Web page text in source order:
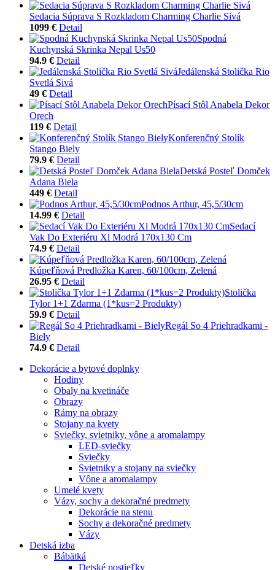
Sedacia Súprava S Rozkladom Charming Charlie Sivá
1099 € Detail
Spodná
Kuchynská Skrinka Nepal Us50
94.9 € Detail
Jedálenská Stolička Rio
Svetlá Sivá
49 € Detail
Písací Stôl Anabela Dekor
Orech
119 € Detail
Konferenčný Stolík
Stango Biely
79.9 € Detail
Detská Posteľ Domček
Adana Biela
449 € Detail
Podnos Arthur, 45,5/30cm
14.99 € Detail
Sedací
Vak Do Exteriéru Xl Modrá 170x130 Cm
74.9 € Detail
Kúpeľňová Predložka Karen, 60/100cm, Zelená
26.95 € Detail
Stolička
Tylor 1+1 Zdarma (1*kus=2 Produkty)
59.9 € Detail
Regál So 4 Priehradkami -
Biely
74.9 € Detail
Dekorácie a bytové doplnky
Hodiny
Obaly na kvetináče
Obrazy
Rámy na obrazy
Stojany na kvety
Sviečky, svietniky, vône a aromalampy
LED-sviečky
Sviečky
Svietniky a stojany na sviečky
Vône a aromalampy
Umelé kvety
Vázy, sochy a dekoračné predmety
Dekorácie na stenu
Sochy a dekoračné predmety
Vázy
Detská izba
Bábätká
Detské postieľky